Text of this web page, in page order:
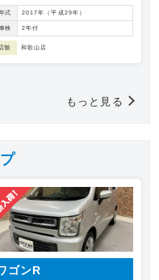
年式 2017年（平成29年）
車検 2年付
店舗 和歌山店
もっと見る
ゴンR